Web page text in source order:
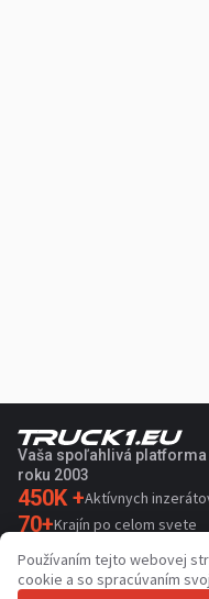
Vaša spoľahlivá
roku 2003
450K +Aktívnych
70+Krajín po celom svete
36Podporovaných jazykov
4.7/5
Používaním tejto webovej
cookie a so spracúvaním